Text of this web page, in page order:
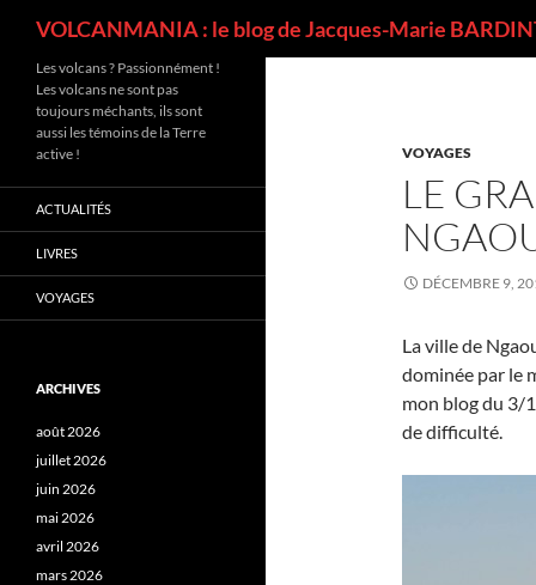
VOLCANMANIA : le blog de Jacques-Marie
VOYAGES
LE
DÉCEMBRE 9,
La ville de
dominée par le
mon blog du 3/
de difficulté.
Les volcans ? Passionnément !
Les volcans ne sont pas
toujours méchants, ils sont
aussi les témoins de la Terre
active !
ACTUALITÉS
LIVRES
VOYAGES
ARCHIVES
août 2026
juillet 2026
juin 2026
mai 2026
avril 2026
mars 2026